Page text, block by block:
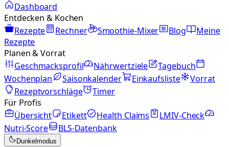
Dashboard
Entdecken & Kochen
Rezepte
Rechner Smoothie-Mixer Blog
Meine
Rezepte
Planen & Vorrat
Geschmacksprofil
Nährwertziele
Tagebuch
Wochenplan
Saisonkalender Einkaufsliste
Vorrat
Rezeptvorschläge
Timer
Für Profis
Übersicht
Etikett Health Claims
LMIV-Check
Nutri-Score
BLS-Datenbank
Dunkelmodus